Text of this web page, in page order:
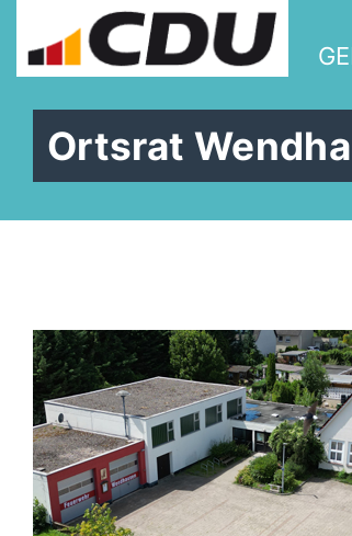
Ortsrat